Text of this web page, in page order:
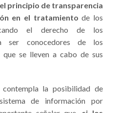
el principio de transparencia
en el tratamientode los
el derecho de los
ser conocedores de los
que se lleven a cabo de sus
la posibilidad de
de información por